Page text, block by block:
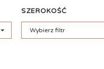

SZEROKOŚĆ
Wybierz filtr